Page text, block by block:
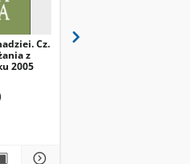
Cz.
z
2005